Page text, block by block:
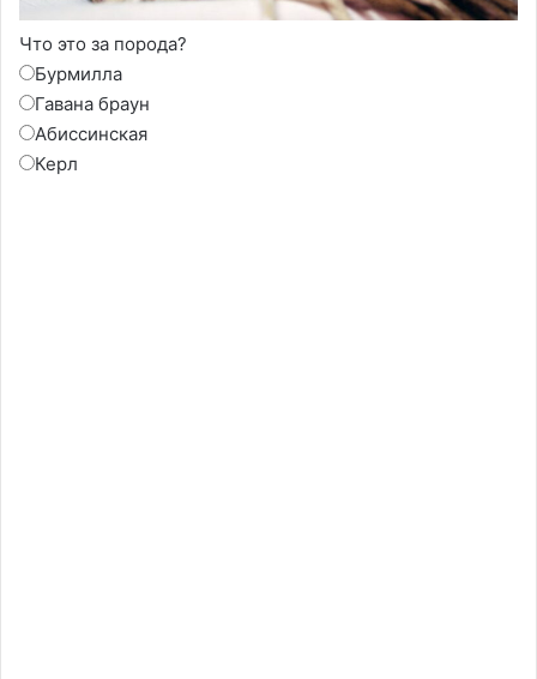
Что это за порода?
Бурмилла
Гавана браун
Абиссинская
Керл